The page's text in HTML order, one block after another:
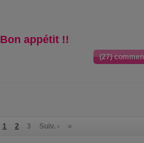
Bon appétit !!
(27)
1 2 3 Suiv. › »